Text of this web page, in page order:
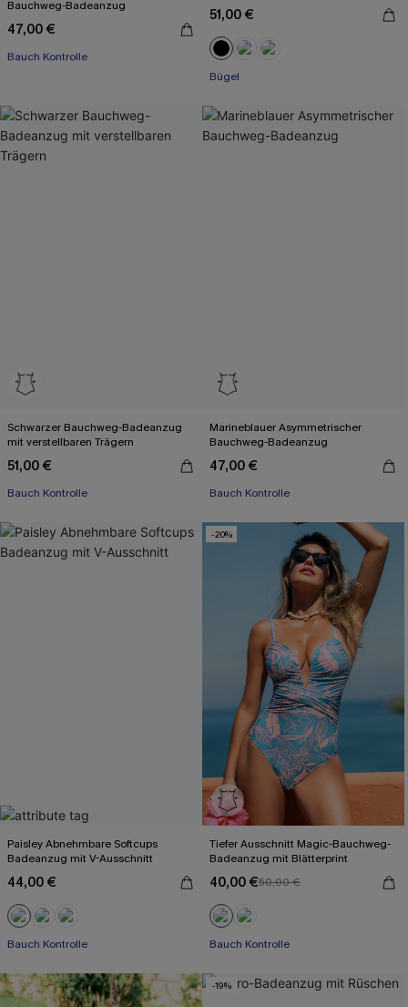
Bauchweg-Badeanzug
47,00 €
Mit Gratis-Maßband
Bauch Kontrolle
51,00 €
Bügel
Schwarzer Bauchweg-Badeanzug
mit verstellbaren Trägern
51,00 €
Bauch Kontrolle
Marineblauer Asymmetrischer
Bauchweg-Badeanzug
47,00 €
Bauch Kontrolle
Paisley Abnehmbare Softcups
Badeanzug mit V-Ausschnitt
44,00 €
Bauch Kontrolle
-20%
Tiefer Ausschnitt Magic-Bauchweg-
Badeanzug mit Blätterprint
40,00 €50,00 €
Bauch Kontrolle
-19%